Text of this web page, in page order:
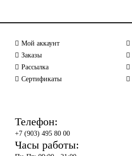
Мой аккаунт
Заказы
Рассылка
Сертификаты
Телефон:
+7 (903) 495 80 00
Часы работы: